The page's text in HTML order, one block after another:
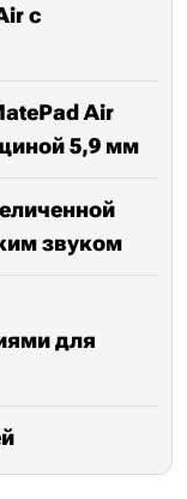
с
Air
5,9 мм
звуком
для